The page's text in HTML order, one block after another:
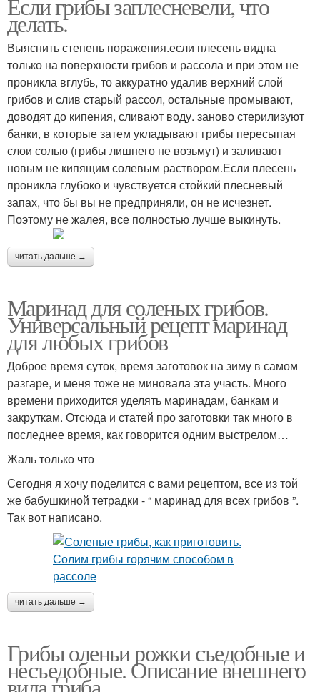
делать.
Выяснить степень поражения.если плесень видна
только на поверхности грибов и рассола и при этом не
проникла вглубь, то аккуратно удалив верхний слой
грибов и слив старый рассол, остальные промывают,
доводят до кипения, сливают воду. заново стерилизуют
банки, в которые затем укладывают грибы пересыпая
слои солью (грибы лишнего не возьмут) и заливают
новым не кипящим солевым раствором.Если плесень
проникла глубоко и чувствуется стойкий плесневый
запах, что бы вы не предприняли, он не исчезнет.
Поэтому не жалея, все полностью лучше выкинуть.
читать дальше →
Маринад для соленых грибов.
Универсальный рецепт маринад
для любых грибов
Доброе время суток, время заготовок на зиму в самом
разгаре, и меня тоже не миновала эта участь. Много
времени приходится уделять маринадам, банкам и
закруткам. Отсюда и статей про заготовки так много в
последнее время, как говорится одним выстрелом…
Жаль только что
Сегодня я хочу поделится с вами рецептом, все из той
же бабушкиной тетрадки - “ маринад для всех грибов ”.
Так вот написано.
читать дальше →
Грибы оленьи рожки съедобные и
несъедобные. Описание внешнего